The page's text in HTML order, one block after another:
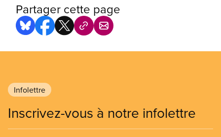
Partager cette page
Infolettre
Inscrivez-vous à notre infolettre